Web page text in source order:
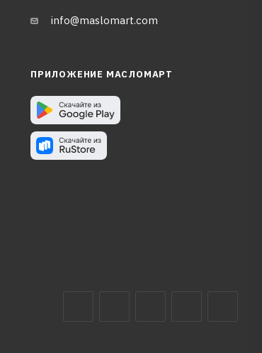
info@maslomart.com
ПРИЛОЖЕНИЕ МАСЛОМАРТ